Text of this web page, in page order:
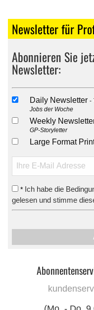
Newsletter für
Abonnieren Sie
Newsletter:
Daily Newsletter
Jobs der Woche
Weekly
GP-Storyletter
Large Format
* Ich habe die
gelesen und stimme